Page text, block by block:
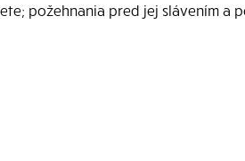
požehnania pred jej slávením a